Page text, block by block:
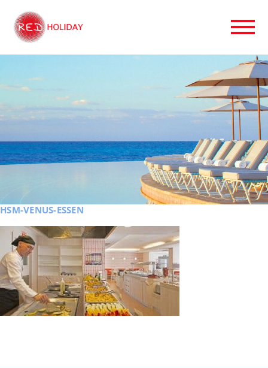
HSM-VENUS-ESSEN